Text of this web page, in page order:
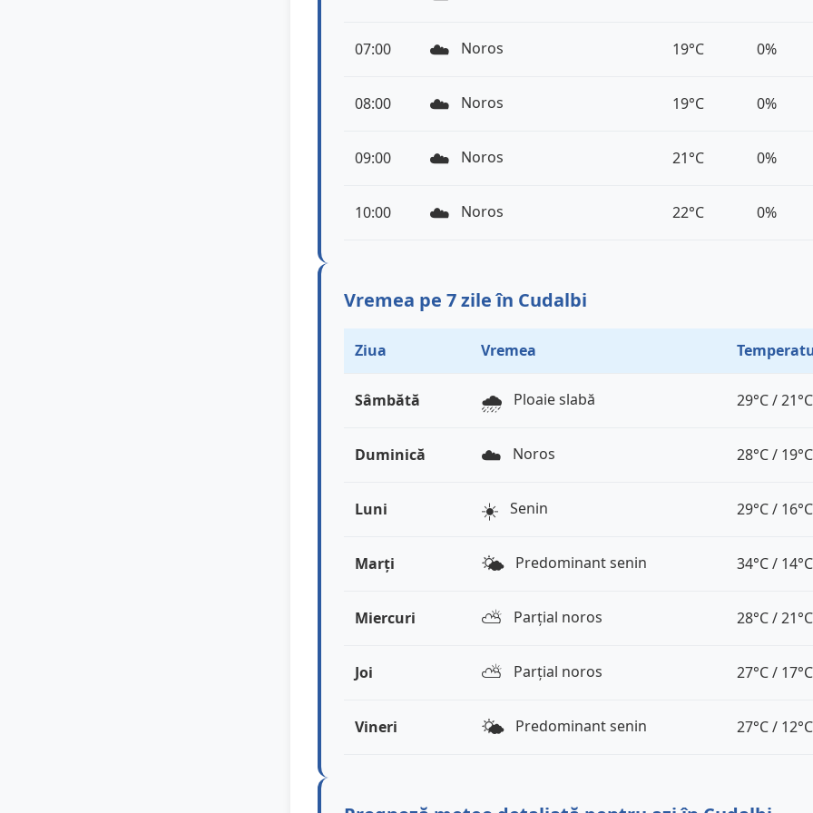
07:00 ☁️ Noros 19°C 0%
08:00 ☁️ Noros 19°C 0%
09:00 ☁️ Noros 21°C 0%
10:00 ☁️ Noros 22°C 0%
Vremea pe 7 zile în Cudalbi
Ziua Vremea
Sâmbătă 🌧️ Ploaie slabă 29°C / 21°C
Duminică ☁️ Noros 28°C / 19°C
Luni ☀️ Senin 29°C / 16°C
Marți 🌤️ Predominant senin 34°C / 14°C
Miercuri ⛅️ Parțial noros 28°C / 21°C
Joi ⛅️ Parțial noros 27°C / 17°C
Vineri 🌤️ Predominant senin 27°C / 12°C